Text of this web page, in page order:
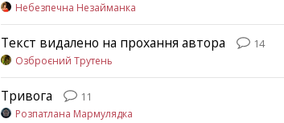
Небезпечна Незайманка
Текст видалено на прохання автора 14
Озброєний Трутень
Тривога 11
Розпатлана Мармулядка